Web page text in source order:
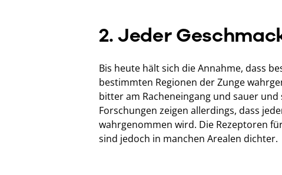
2. Jeder
Bis heute hält sich die Annahme, dass
bestimmten Regionen der Zunge
bitter am Racheneingang und sauer
Forschungen zeigen allerdings, dass
wahrgenommen wird. Die Rezeptoren
sind jedoch in manchen Arealen dichter.